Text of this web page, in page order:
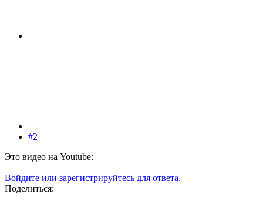
#2
Это видео на Youtube:
Войдите или зарегистрируйтесь для ответа.
Поделиться: